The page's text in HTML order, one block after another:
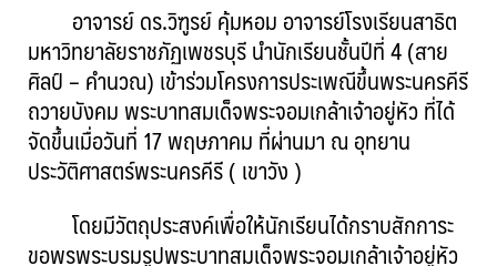
อาจารย์ ดร.วิฑูรย์ คุ้มหอม อาจารย์โรงเรียนสาธิต
มหาวิทยาลัยราชภัฏเพชรบุรี นำนักเรียนชั้นปีที่ 4 (สาย
ศิลป์ – คำนวณ) เข้าร่วมโครงการประเพณีขึ้นพระนครคีรี
ถวายบังคม พระบาทสมเด็จพระจอมเกล้าเจ้าอยู่หัว ที่ได้
จัดขึ้นเมื่อวันที่ 17 พฤษภาคม ที่ผ่านมา ณ อุทยาน
ประวัติศาสตร์พระนครคีรี ( เขาวัง )
โดยมีวัตถุประสงค์เพื่อให้นักเรียนได้กราบสักการะ
ขอพรพระบรมรูปพระบาทสมเด็จพระจอมเกล้าเจ้าอยู่หัว